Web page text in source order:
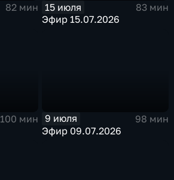
82 мин
15 июля
83 мин
Эфир 15.07.2026
100 мин
9 июля
98 мин
Эфир 09.07.2026